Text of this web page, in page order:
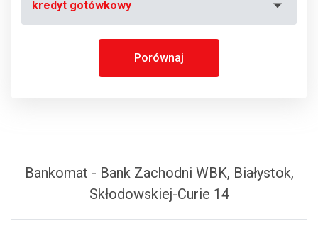
kredyt gotówkowy
Porównaj
Bankomat - Bank Zachodni WBK, Białystok,
Skłodowskiej-Curie 14